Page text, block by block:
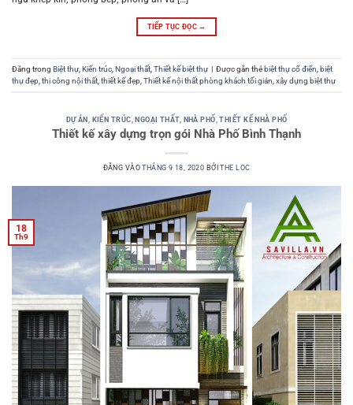
TIẾP TỤC ĐỌC →
Đăng trong Biệt thự, Kiến trúc Ngoại thất Thiết kế biệt thự | Được gắn thẻ biệt thự cổ điển biệt
thự đẹp thi công nội thất thiết kế đẹp Thiết kế nội thất phòng khách tối giản xây dựng biệt thự
DỰ ÁN , KIẾN TRÚC, NGOẠI THẤT, NHÀ PHỐ,THIẾT KẾ NHÀ PHỐ
Thiết kế xây dựng trọn gói Nhà Phố Bình Thạnh
ĐĂNG VÀOTHÁNG 9 18, 2020 BỞITHE LOC
18
Th9